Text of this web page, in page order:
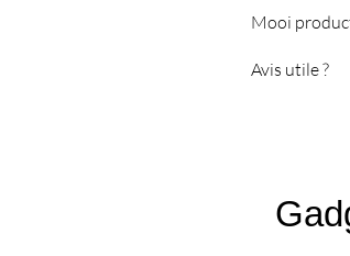
Mooi
Avis utile ?